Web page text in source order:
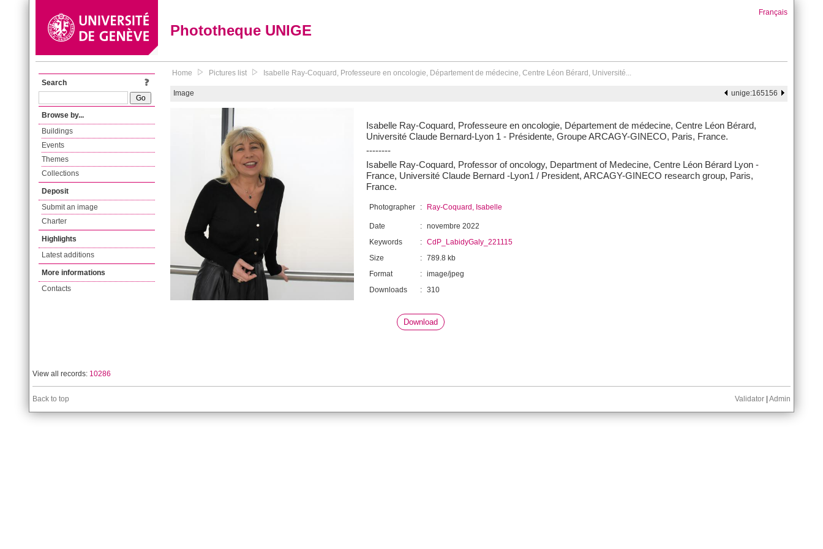
Phototheque UNIGE
Français
Search
Browse by...
Buildings
Events
Themes
Collections
Deposit
Submit an image
Charter
Highlights
Latest additions
More informations
Contacts
Home Pictures list Isabelle Ray-Coquard, Professeure en oncologie, Département de médecine, Centre Léon Bérard, Université...
Image unige:165156
Isabelle Ray-Coquard, Professeure en oncologie, Département de médecine, Centre Léon Bérard,
Université Claude Bernard-Lyon 1 - Présidente, Groupe ARCAGY-GINECO, Paris, France.
--------
Isabelle Ray-Coquard, Professor of oncology, Department of Medecine, Centre Léon Bérard Lyon -
France, Université Claude Bernard -Lyon1 / President, ARCAGY-GINECO research group, Paris,
France.
Photographer : Ray-Coquard, Isabelle
Date : novembre 2022
Keywords
: CdP_LabidyGaly_221115
Size
: 789.8 kb
Format
: image/jpeg
Downloads
: 310
Download
View all records: 10286
Back to top Validator Admin